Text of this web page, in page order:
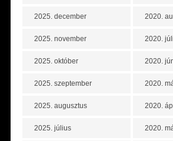
2025. december
2025. november
2025. október
2025. szeptember
2025. augusztus
2025. július
2020.
2020.
2020.
2020.
2020.
2020.